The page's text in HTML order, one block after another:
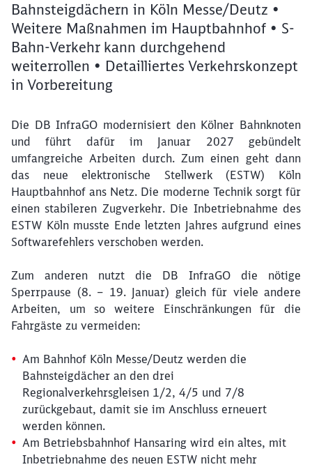
Bahnsteigdächern in Köln Messe/Deutz •
Weitere Maßnahmen im Hauptbahnhof • S-
Bahn-Verkehr kann durchgehend
weiterrollen • Detailliertes Verkehrskonzept
in Vorbereitung
Die DB InfraGO modernisiert den Kölner Bahnknoten
und führt dafür im Januar 2027 gebündelt
umfangreiche Arbeiten durch. Zum einen geht dann
das neue elektronische Stellwerk (ESTW) Köln
Hauptbahnhof ans Netz. Die moderne Technik sorgt für
einen stabileren Zugverkehr. Die Inbetriebnahme des
ESTW Köln musste Ende letzten Jahres aufgrund eines
Softwarefehlers verschoben werden.
Zum anderen nutzt die DB InfraGO die nötige
Sperrpause (8. – 19. Januar) gleich für viele andere
Arbeiten, um so weitere Einschränkungen für die
Fahrgäste zu vermeiden:
Am Bahnhof Köln Messe/Deutz werden die
Bahnsteigdächer an den drei
Regionalverkehrsgleisen 1/2, 4/5 und 7/8
zurückgebaut, damit sie im Anschluss erneuert
werden können.
Am Betriebsbahnhof Hansaring wird ein altes, mit
Inbetriebnahme des neuen ESTW nicht mehr